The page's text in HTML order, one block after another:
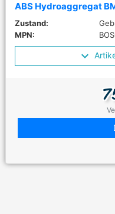
ABS Hydroaggregat
Zustand:
MPN: